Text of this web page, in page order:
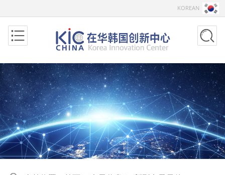
KOREAN